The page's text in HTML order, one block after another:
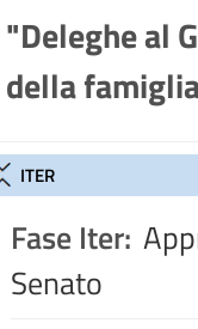
"Deleghe al
della
ITER
Fase Iter:
Senato